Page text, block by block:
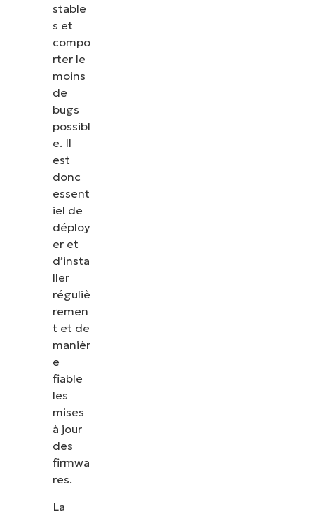
stable
s et
compo
rter le
moins
de
bugs
possibl
e. Il
est
donc
essent
iel de
déploy
er et
d’insta
ller
réguliè
remen
t et de
manièr
e
fiable
les
mises
à jour
des
firmwa
res.
La